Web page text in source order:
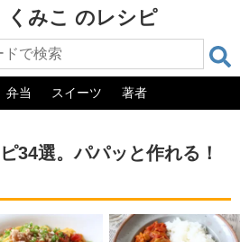
くみこ のレシピ
弁当 スイーツ 著者
34選。パパッと作れる！